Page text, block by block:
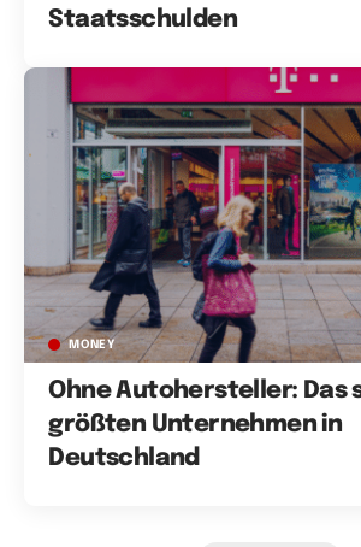
Staatsschulden
MONEY
Ohne Autohersteller: Das
größten Unternehmen in
Deutschland